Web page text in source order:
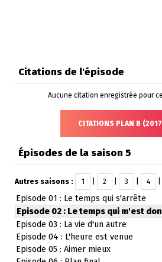
Citations de l'épisode
Aucune citation enregistrée pour
CITATIONS PLAN B
Épisodes de la saison 5
Autres saisons : 1 2 3 4
Episode 01 : Le temps qui s'arrête
Episode 02 : Le temps qui m'est
Episode 03 : La vie d'un autre
Episode 04 : L'heure est venue
Episode 05 : Aimer mieux